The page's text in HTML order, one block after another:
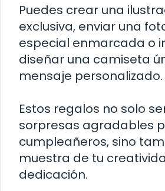
Puedes crear una
exclusiva, enviar una
especial enmarcada o
diseñar una camiseta
mensaje personalizado.
Estos regalos no solo
sorpresas agradables
cumpleañeros, sino
muestra de tu
dedicación.